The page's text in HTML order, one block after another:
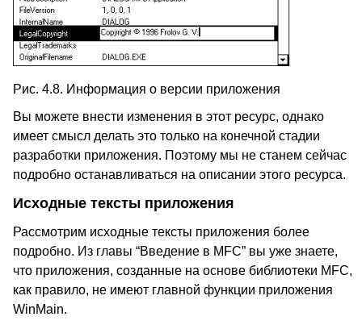
Рис. 4.8. Информация о версии приложения
Вы можете внести изменения в этот ресурс, однако
имеет смысл делать это только на конечной стадии
разработки приложения. Поэтому мы не станем сейчас
подробно останавливаться на описании этого ресурса.
Исходные тексты приложения
Рассмотрим исходные тексты приложения более
подробно. Из главы “Введение в MFC” вы уже знаете,
что приложения, созданные на основе библиотеки MFC,
как правило, не имеют главной функции приложения
WinMain.